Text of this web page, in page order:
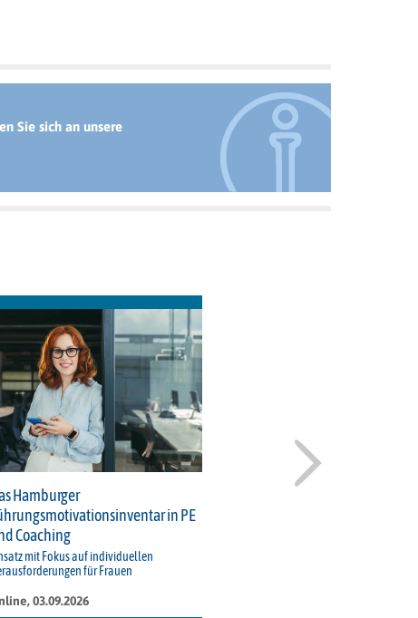
Sie sich an unsere
Hamburger
in PE
Coaching
mit Fokus auf individuellen
für Frauen
03.09.2026